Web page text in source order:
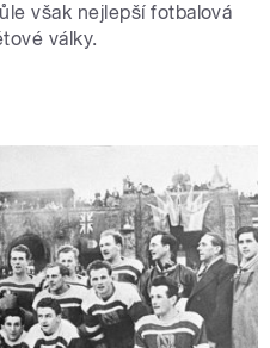
však nejlepší fotbalová
války.